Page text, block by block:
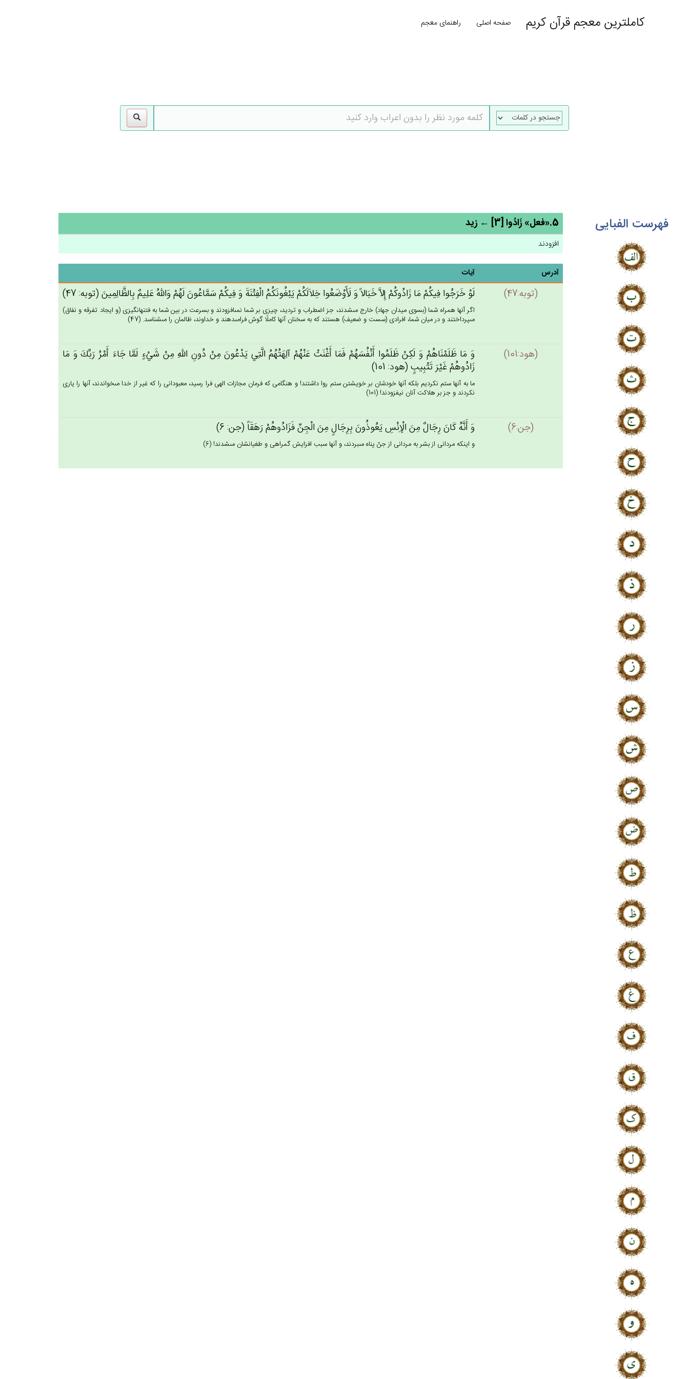
کاملترین معجم قرآن کریم صفحه اصلی راهنمای معجم
فهرست الفبایی 5.«فعل» زَادُوا [3] ← زید
افزودند
آدرس آیات
(توبه:47) لَوْ خَرَجُوا فِيكُم‌ْ مَا زَادُوكُم‌ْ إِلاَّ خَبَالاً وَ لَأََوْضَعُوا خِلاَلَكُم‌ْ يَبْغُونَكُم‌ُ الْفِتْنَة‌َ وَ فِيكُم‌ْ سَمَّاعُون‌َ لَهُم‌ْ وَالله‌ُ عَلِيم‌ٌ بِالظَّالِمِين‌َ (توبه: 47)
اگر آنها همراه شما (بسوى ميدان جهاد) خارج مى‏شدند، جز اضطراب و ترديد، چيزى بر شما نمى‏افزودند و بسرعت در بين شما به فتنه‏انگيزى (و ايجاد تفرقه و نفاق)
مى‏پرداختند و در ميان شما، افرادى (سست و ضعيف) هستند كه به سخنان آنها كاملًا گوش فرامى‏دهند و خداوند، ظالمان را مى‏شناسد. (47)
(هود:101)
وَ مَا ظَلَمْنَاهُم‌ْ وَ لَكِنْ‌ ظَلَمُوا أَنْفُسَهُم‌ْ فَمَا أَغْنَت‌ْ عَنْهُم‌ْ آلِهَتُهُم‌ُ الَّتِي‌ يَدْعُون‌َ مِنْ‌ دُون‌ِ الله‌ِ مِنْ‌ شَي‌ْءٍ لَمَّا جَاءَ أَمْرُ رَبِّك‌َ وَ مَا
زَادُوهُم‌ْ غَيْرَ تَتْبِيب‌ٍ (هود: 101)
ما به آنها ستم نكرديم بلكه آنها خودشان بر خويشتن ستم روا داشتند! و هنگامى كه فرمان مجازات الهى فرا رسيد، معبودانى را كه غير از خدا مى‏خواندند، آنها را يارى
نكردند و جز بر هلاكت آنان نيفزودند! (101)
(جن:6) وَ أَنَّه‌ُ كَان‌َ رِجَال‌ٌ مِن‌َ الْإِنْس‌ِ يَعُوذُون‌َ بِرِجَال‌ٍ مِن‌َ الْجِن‌ِّ فَزَادُوهُم‌ْ رَهَقَاً (جن: 6)
و اينكه مردانى از بشر به مردانى از جنّ پناه مى‏بردند، و آنها سبب افزايش گمراهى و طغيانشان مى‏شدند! (6)